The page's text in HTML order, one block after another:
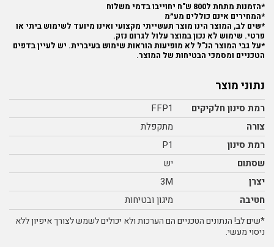
*הזמנות מתחת ל800 ש"ח יחוייבו בדמי משלוח
*המחירים אינם כוללים מע״מ
*שים לב, המוצר הינו מוצר תעשייתי מקצועי ואינו מיועד לשימוש ביתי או
פרטי. שימוש לא נכון במוצר עלול לגרום נזק.
*על גבי המוצר הנ"ל לא מופיעות הוראות שימוש בעיברית. יש לעיין בדפים
הטכניים ומסמכי הבטיחות של המוצר.
נתוני מוצר
רמת סינון חלקיקים
FFP1
צורה
מתקפלת
רמת סינון
P1
שסתום
יש
יצרן
3M
חטיבה
מיגון ובטיחות
*שים לב! הנתונים הטכניים הם הערכות ולא יכולים לשמש לצורך איפיון ללא
ניסוי מעשי.